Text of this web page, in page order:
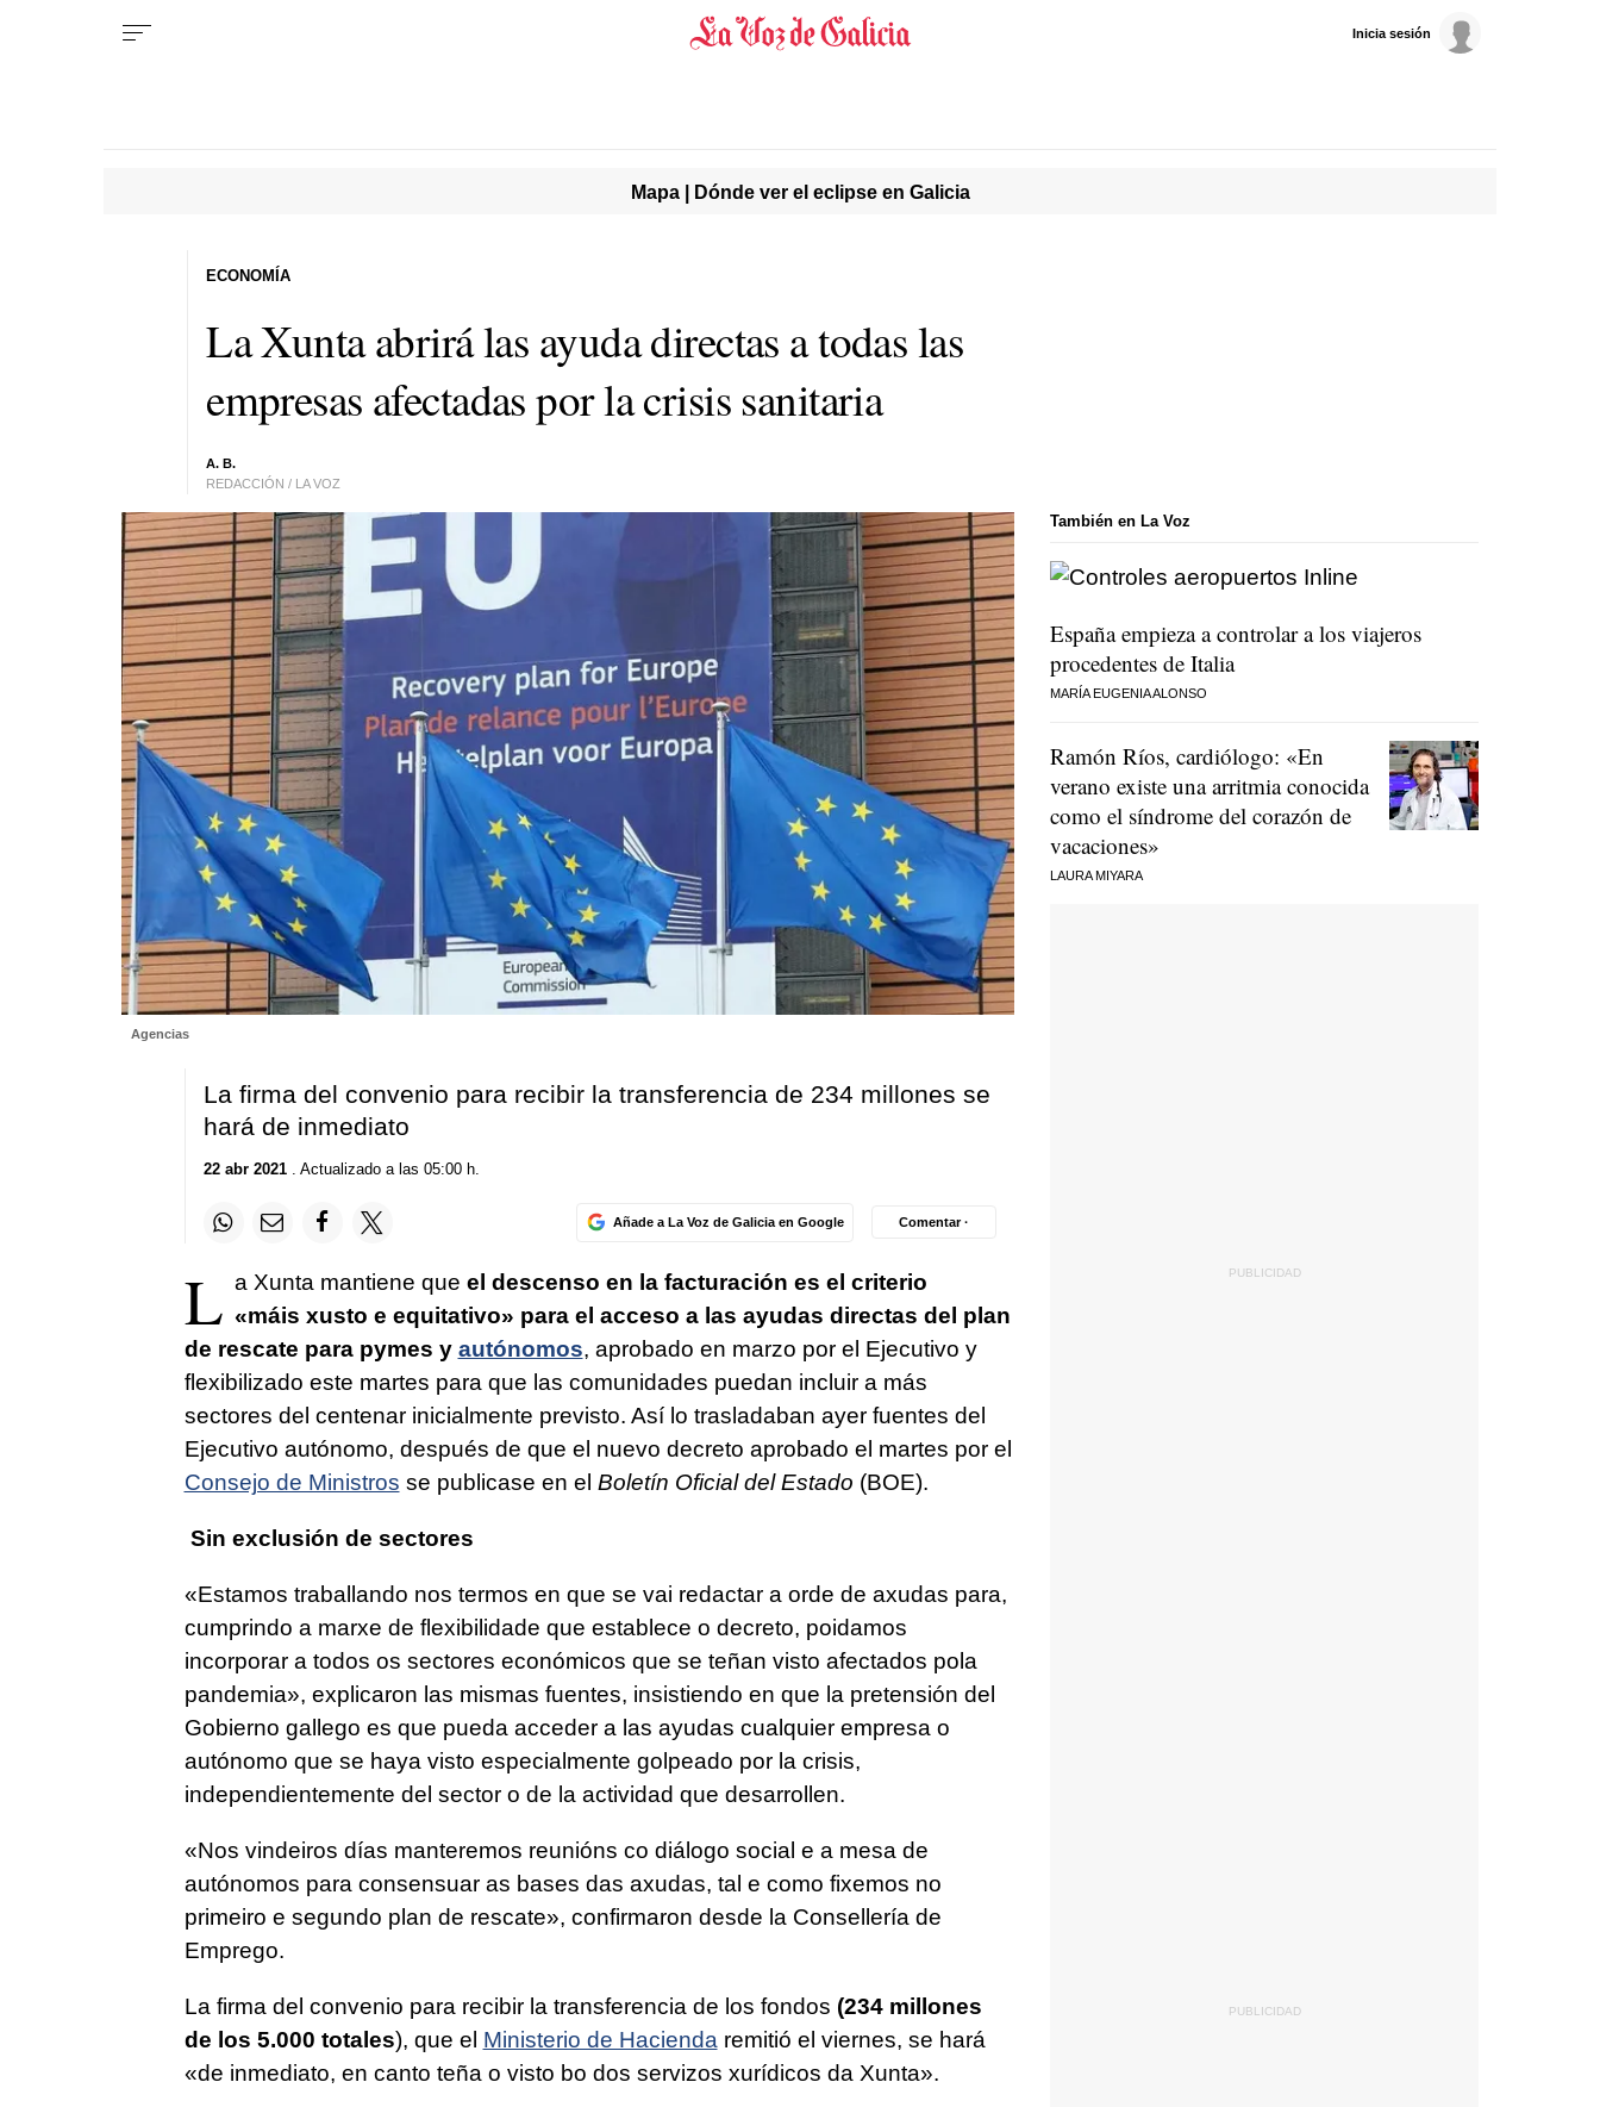
Inicia sesión
Mapa | Dónde ver el eclipse en Galicia
La Xunta abrirá las ayuda directas a todas las
empresas afectadas por la crisis sanitaria
A. B.
REDACCIÓN / LA VOZ
ECONOMÍA
Agencias
La firma del convenio para recibir la transferencia de 234 millones se
hará de inmediato
22 abr 2021. Actualizado a las 05:00 h.
Añade a La Voz de Galicia en Google Comentar ·
L a Xunta mantiene que el descenso en la facturación es el criterio
«máis xusto e equitativo» para el acceso a las ayudas directas del plan
de rescate para pymes y autónomos, aprobado en marzo por el Ejecutivo y
flexibilizado este martes para que las comunidades puedan incluir a más
sectores del centenar inicialmente previsto. Así lo trasladaban ayer fuentes del
Ejecutivo autónomo, después de que el nuevo decreto aprobado el martes por el
Consejo de Ministros se publicase en el Boletín Oficial del Estado (BOE).
Sin exclusión de sectores
«Estamos traballando nos termos en que se vai redactar a orde de axudas para,
cumprindo a marxe de flexibilidade que establece o decreto, poidamos
incorporar a todos os sectores económicos que se teñan visto afectados pola
pandemia», explicaron las mismas fuentes, insistiendo en que la pretensión del
Gobierno gallego es que pueda acceder a las ayudas cualquier empresa o
autónomo que se haya visto especialmente golpeado por la crisis,
independientemente del sector o de la actividad que desarrollen.
«Nos vindeiros días manteremos reunións co diálogo social e a mesa de
autónomos para consensuar as bases das axudas, tal e como fixemos no
primeiro e segundo plan de rescate», confirmaron desde la Consellería de
Emprego.
La firma del convenio para recibir la transferencia de los fondos (234 millones
de los 5.000 totales), que el Ministerio de Hacienda remitió el viernes, se hará
«de inmediato, en canto teña o visto bo dos servizos xurídicos da Xunta».
También en La Voz
España empieza a controlar a los viajeros
procedentes de Italia
MARÍA EUGENIA ALONSO
Ramón Ríos, cardiólogo: «En
verano existe una arritmia conocida
como el síndrome del corazón de
vacaciones»
LAURA MIYARA